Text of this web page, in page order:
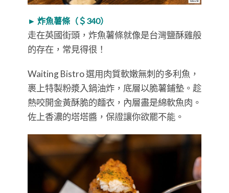
► 炸魚薯條（＄340）
走在英國街頭，炸魚薯條就像是台灣鹽酥雞般
的存在，常見得很！
Waiting Bistro 選用肉質軟嫩無刺的多利魚，
裹上特製粉漿入鍋油炸，底層以脆薯鋪墊。趁
熱咬開金黃酥脆的麵衣，內層盡是綿軟魚肉。
佐上香濃的塔塔醬，保證讓你欲罷不能。